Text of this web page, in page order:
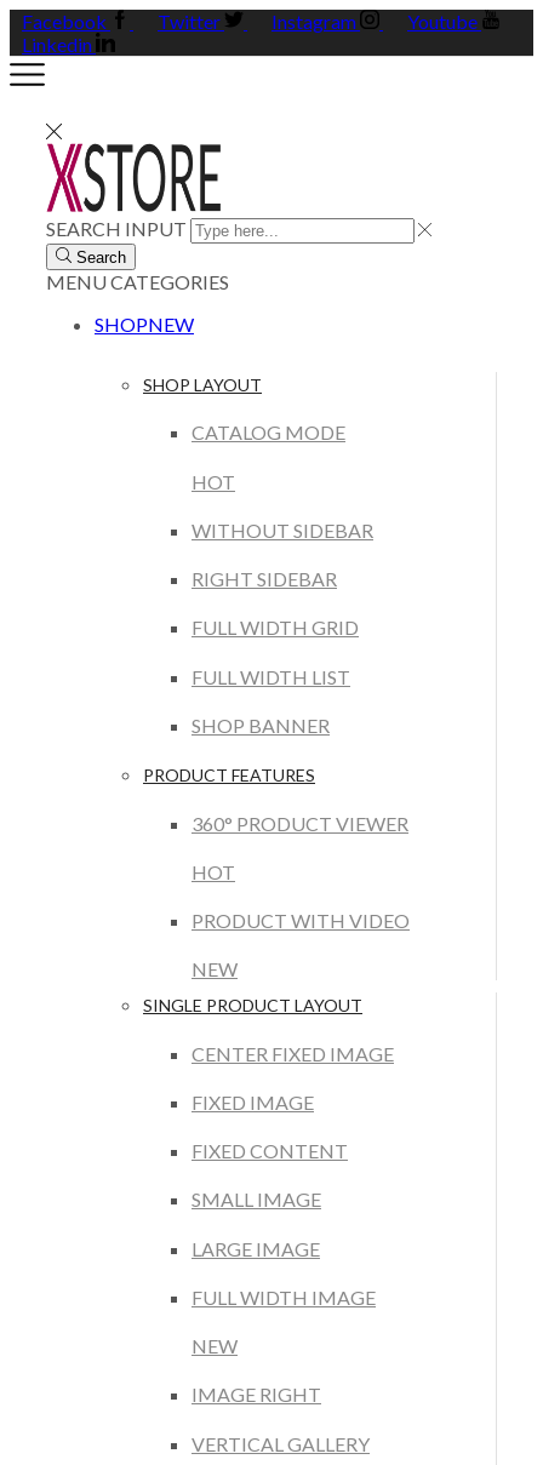
Facebook Twitter Instagram
Youtube
Linkedin
SEARCH INPUT
Search
MENUCATEGORIES
SHOPNEW
SHOP LAYOUT
CATALOG MODE
HOT
WITHOUT SIDEBAR
RIGHT SIDEBAR
FULL WIDTH GRID
FULL WIDTH LIST
SHOP BANNER
PRODUCT FEATURES
360° PRODUCT VIEWER
HOT
PRODUCT WITH VIDEO
NEW
SINGLE PRODUCT LAYOUT
CENTER FIXED IMAGE
FIXED IMAGE
FIXED CONTENT
SMALL IMAGE
LARGE IMAGE
FULL WIDTH IMAGE
NEW
IMAGE RIGHT
VERTICAL GALLERY